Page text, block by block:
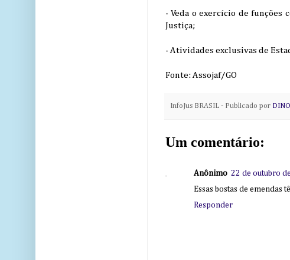
- Veda o exercício de funções
Justiça;
- Atividades exclusivas de
Fonte: Assojaf/GO
InfoJus BRASIL - Publicado por DINO
Um comentário:
Anônimo 22 de outubro
Essas bostas de emendas
Responder